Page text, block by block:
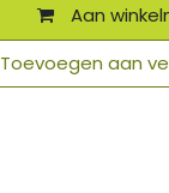
Aan
Toevoegen aan